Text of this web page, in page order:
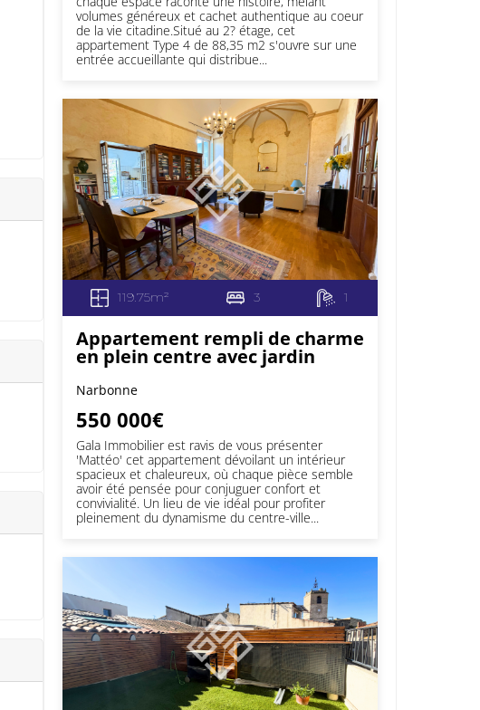
volumes généreux et cachet authentique au coeur
de la vie citadine.Situé au 2? étage, cet
appartement Type 4 de 88,35 m2 s'ouvre sur une
entrée accueillante qui distribue...
119.75m² 3 1
Appartement rempli de charme
en plein centre avec jardin
Narbonne
550 000€
Gala Immobilier est ravis de vous présenter
'Mattéo' cet appartement dévoilant un intérieur
spacieux et chaleureux, où chaque pièce semble
avoir été pensée pour conjuguer confort et
convivialité. Un lieu de vie idéal pour profiter
pleinement du dynamisme du centre-ville...